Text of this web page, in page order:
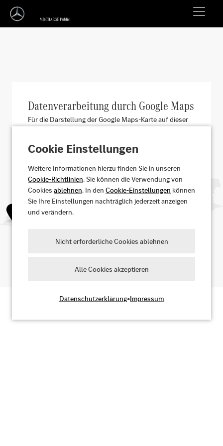
Datenverarbeitung durch Google Maps
Für die Darstellung der Google Maps-Karte auf dieser
Daten wie etwa Ihre IP-Adresse und Ihr
Nutzungsverhalten verarbeiten. Sofern Sie einwilligen,
speichern wir dies in einem Cookie. Ihre Einwilligung
können Sie jederzeit mit Wirkung für die Zukunft
widerrufen indem Sie das Icon “I” rechts klicken.
Weitere Informationen finden Sie in unserer
Cookie Einstellungen
Weitere Informationen hierzu finden Sie in unseren
Cookie-Richtlinien. Sie können die Verwendung von
Cookies ablehnen. In den Cookie-Einstellungen können
Sie Ihre Einstellungen nachträglich jederzeit anzeigen
und verändern.
Nicht erforderliche Cookies ablehnen
Alle Cookies akzeptieren
Datenschutzerklärung•Impressum